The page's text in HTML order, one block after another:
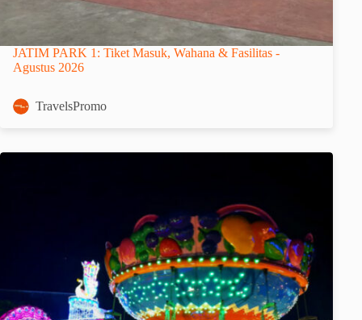
JATIM PARK 1: Tiket Masuk, Wahana & Fasilitas -
Agustus 2026
TravelsPromo